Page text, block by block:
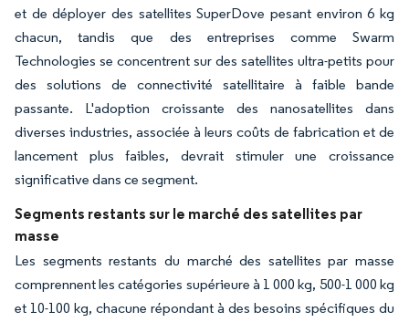
et de déployer des satellites SuperDove pesant environ 6 kg
chacun, tandis que des entreprises comme Swarm
Technologies se concentrent sur des satellites ultra-petits pour
des solutions de connectivité satellitaire à faible bande
passante. L'adoption croissante des nanosatellites dans
diverses industries, associée à leurs coûts de fabrication et de
lancement plus faibles, devrait stimuler une croissance
significative dans ce segment.
Segments restants sur le marché des satellites par
masse
Les segments restants du marché des satellites par masse
comprennent les catégories supérieure à 1 000 kg, 500-1 000 kg
et 10-100 kg, chacune répondant à des besoins spécifiques du